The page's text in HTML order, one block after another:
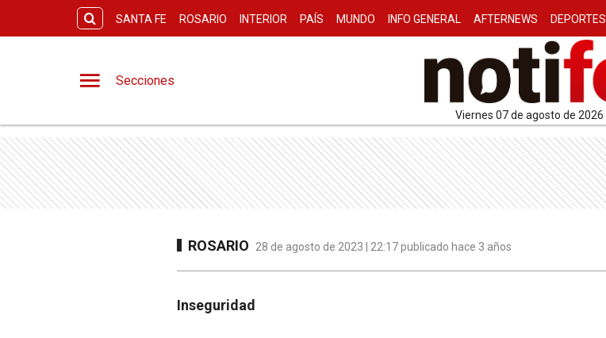
SANTA FE ROSARIO INTERIOR PAÍS MUNDO INFO GENERAL AFTERNEWS DEPORTES
Secciones
viernes 07 de agosto de 2026
ROSARIO 28 de agosto de 2023 | 22:17 publicado hace 3 años
Inseguridad